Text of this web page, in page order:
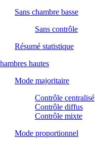
Sans chambre basse
Sans contrôle
Résumé statistique
hautes
Mode majoritaire
Contrôle centralisé
Contrôle diffus
Contrôle mixte
Mode proportionnel